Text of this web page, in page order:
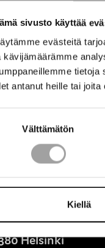
sivusto käyttää
evästeitä
kävijämäärämme
antanut heille tai
Välttämätön
Kiellä
Helsinki